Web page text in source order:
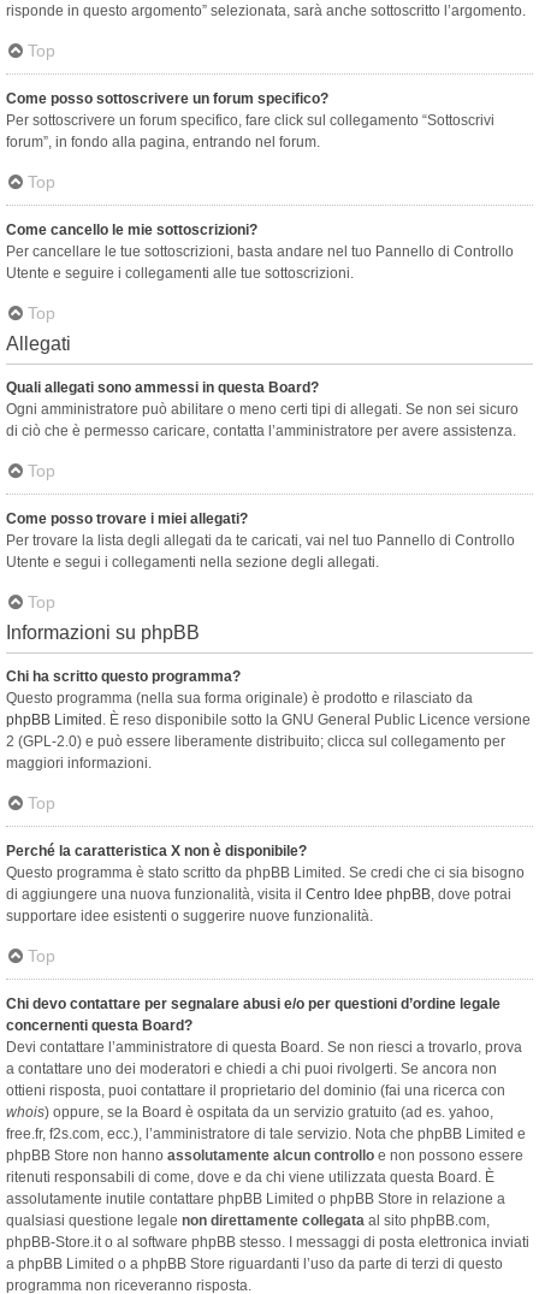
risponde in questo argomento” selezionata, sarà anche sottoscritto l’argomento.
Top
Come posso sottoscrivere un forum specifico?
Per sottoscrivere un forum specifico, fare click sul collegamento “Sottoscrivi
forum”, in fondo alla pagina, entrando nel forum.
Top
Come cancello le mie sottoscrizioni?
Per cancellare le tue sottoscrizioni, basta andare nel tuo Pannello di Controllo
Utente e seguire i collegamenti alle tue sottoscrizioni.
Top
Allegati
Quali allegati sono ammessi in questa Board?
Ogni amministratore può abilitare o meno certi tipi di allegati. Se non sei sicuro
di ciò che è permesso caricare, contatta l’amministratore per avere assistenza.
Top
Come posso trovare i miei allegati?
Per trovare la lista degli allegati da te caricati, vai nel tuo Pannello di Controllo
Utente e segui i collegamenti nella sezione degli allegati.
Top
Informazioni su phpBB
Chi ha scritto questo programma?
Questo programma (nella sua forma originale) è prodotto e rilasciato da
phpBB Limited . È reso disponibile sotto la GNU General Public Licence versione
2 (GPL-2.0) e può essere liberamente distribuito; clicca sul collegamento per
maggiori informazioni.
Top
Perché la caratteristica X non è disponibile?
Questo programma è stato scritto da phpBB Limited. Se credi che ci sia bisogno
di aggiungere una nuova funzionalità, visita il Centro Idee phpBB, dove potrai
supportare idee esistenti o suggerire nuove funzionalità.
Top
Chi devo contattare per segnalare abusi e/o per questioni d’ordine legale
concernenti questa Board?
Devi contattare l’amministratore di questa Board. Se non riesci a trovarlo, prova
a contattare uno dei moderatori e chiedi a chi puoi rivolgerti. Se ancora non
ottieni risposta, puoi contattare il proprietario del dominio (fai una ricerca con
whois) oppure, se la Board è ospitata da un servizio gratuito (ad es. yahoo,
free.fr, f2s.com, ecc.), l’amministratore di tale servizio. Nota che phpBB Limited e
phpBB Store non hanno assolutamente alcun controllo e non possono essere
ritenuti responsabili di come, dove e da chi viene utilizzata questa Board. È
assolutamente inutile contattare phpBB Limited o phpBB Store in relazione a
qualsiasi questione legale non direttamente collegata al sito phpBB.com,
phpBB-Store.it o al software phpBB stesso. I messaggi di posta elettronica inviati
a phpBB Limited o a phpBB Store riguardanti l’uso da parte di terzi di questo
programma non riceveranno risposta.